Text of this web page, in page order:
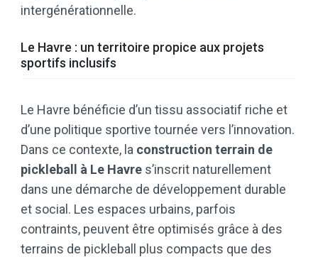
intergénérationnelle.
Le Havre : un territoire propice aux projets
sportifs inclusifs
Le Havre bénéficie d’un tissu associatif riche et
d’une politique sportive tournée vers l’innovation.
Dans ce contexte, la construction terrain de
pickleball à Le Havre s’inscrit naturellement
dans une démarche de développement durable
et social. Les espaces urbains, parfois
contraints, peuvent être optimisés grâce à des
terrains de pickleball plus compacts que des